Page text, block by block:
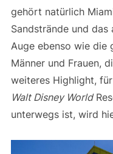
gehört natürlich
Sandstrände und
Auge ebenso wie die
Männer und Frauen,
weiteres Highlight,
Walt Disney World
unterwegs ist, wird